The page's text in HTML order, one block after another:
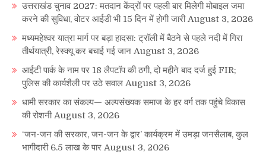
उत्तराखंड चुनाव 2027: मतदान केंद्रों पर पहली बार मिलेगी मोबाइल जमा
करने की सुविधा, वोटर आईडी भी 15 दिन में होगी जारी August 3, 2026
मध्यमहेश्वर यात्रा मार्ग पर बड़ा हादसा: ट्रॉली में बैठने से पहले नदी में गिरा
तीर्थयात्री, रेस्क्यू कर बचाई गई जान August 3, 2026
आईटी पार्क के नाम पर 18 लैपटॉप की ठगी, दो महीने बाद दर्ज हुई FIR;
पुलिस की कार्यशैली पर उठे सवाल August 3, 2026
धामी सरकार का संकल्प— अल्पसंख्यक समाज के हर वर्ग तक पहुंचे विकास
की रोशनी August 3, 2026
‘जन-जन की सरकार, जन-जन के द्वार’ कार्यक्रम में उमड़ा जनसैलाब, कुल
भागीदारी 6.5 लाख के पार August 3, 2026